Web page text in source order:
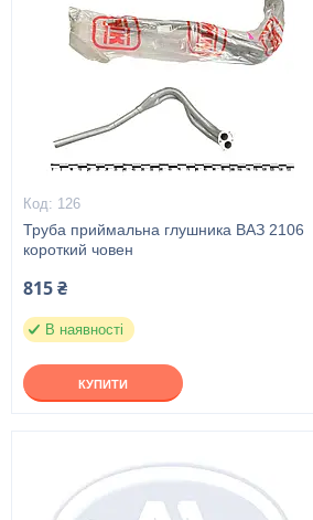
126
Труба приймальна глушника ВАЗ 2106
короткий човен
815 ₴
В наявності
КУПИТИ